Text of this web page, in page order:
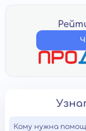
Кому нужна